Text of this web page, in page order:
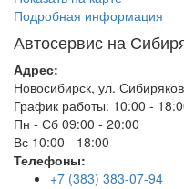
Подробная информация
Автосервис на
Адрес:
Новосибирск, ул.
График работы: 10:00 -
Пн - Сб 09:00 - 20:00
Вс 10:00 - 18:00
Телефоны:
+7 (383) 383-07-94